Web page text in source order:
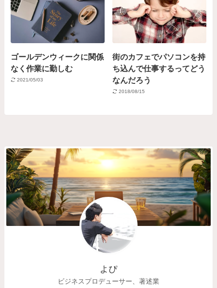
ゴールデンウィークに関係
なく作業に勤しむ
2021/05/03
街のカフェでパソコンを持
ち込んで仕事するってどう
なんだろう
2018/08/15
よぴ
ビジネスプロデューサー、著述業